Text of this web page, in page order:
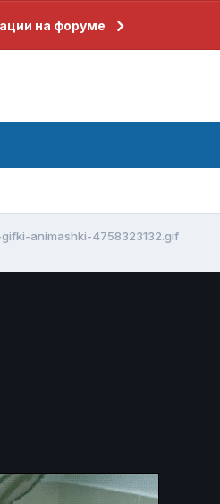
на форуме
animashki-4758323132.gif